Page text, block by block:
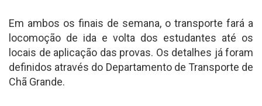
Em ambos os finais de semana, o transporte fará a
locomoção de ida e volta dos estudantes até os
locais de aplicação das provas. Os detalhes já foram
definidos através do Departamento de Transporte de
Chã Grande.